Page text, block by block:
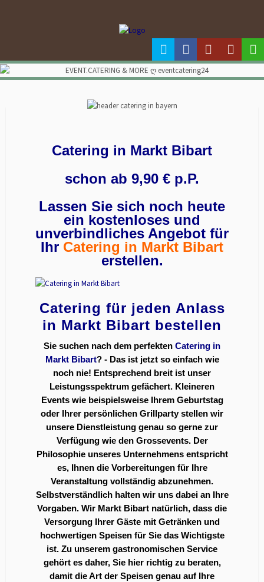
Catering in Markt Bibart
schon ab 9,90 € p.P.
Lassen Sie sich noch heute
ein kostenloses und
unverbindliches Angebot für
Ihr Catering in Markt Bibart
erstellen.
Catering für jeden Anlass
in Markt Bibart bestellen
Sie suchen nach dem perfekten Catering in
Markt Bibart? - Das ist jetzt so einfach wie
noch nie! Entsprechend breit ist unser
Leistungsspektrum gefächert. Kleineren
Events wie beispielsweise Ihrem Geburtstag
oder Ihrer persönlichen Grillparty stellen wir
unsere Dienstleistung genau so gerne zur
Verfügung wie den Grossevents. Der
Philosophie unseres Unternehmens entspricht
es, Ihnen die Vorbereitungen für Ihre
Veranstaltung vollständig abzunehmen.
Selbstverständlich halten wir uns dabei an Ihre
Vorgaben. Wir Markt Bibart natürlich, dass die
Versorgung Ihrer Gäste mit Getränken und
hochwertigen Speisen für Sie das Wichtigste
ist. Zu unserem gastronomischen Service
gehört es daher, Sie hier richtig zu beraten,
damit die Art der Speisen genau auf Ihre